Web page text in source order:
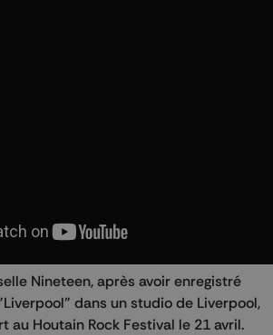
Nineteen, après avoir enregistré
dans un studio de Liverpool,
au Houtain Rock Festival le 21 avril.